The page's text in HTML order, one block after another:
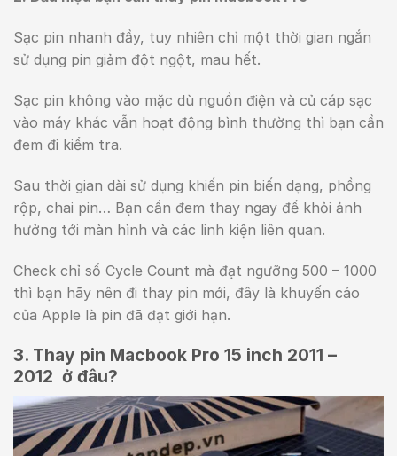
Sạc pin nhanh đầy, tuy nhiên chỉ một thời gian ngắn
sử dụng pin giảm đột ngột, mau hết.
Sạc pin không vào mặc dù nguồn điện và củ cáp sạc
vào máy khác vẫn hoạt động bình thường thì bạn cần
đem đi kiểm tra.
Sau thời gian dài sử dụng khiến pin biến dạng, phồng
rộp, chai pin… Bạn cần đem thay ngay để khỏi ảnh
hưởng tới màn hình và các linh kiện liên quan.
Check chỉ số Cycle Count mà đạt ngưỡng 500 – 1000
thì bạn hãy nên đi thay pin mới, đây là khuyến cáo
của Apple là pin đã đạt giới hạn.
3. Thay pin Macbook Pro 15 inch 2011 –
2012 ở đâu?